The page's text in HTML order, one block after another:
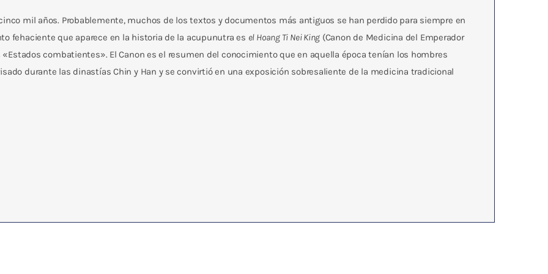
mil años. Probablemente, muchos de los textos y documentos más antiguos se han perdido para siempre en
fehaciente que aparece en la historia de la acupunutra es el Hoang Ti Nei King (Canon de Medicina del Emperador
combatientes». El Canon es el resumen del conocimiento que en aquella época tenían los hombres
durante las dinastías Chin y Han y se convirtió en una exposición sobresaliente de la medicina tradicional